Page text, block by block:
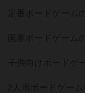
定番ボードゲーム
国産ボードゲーム
子供向けボードゲ
2人用ボードゲー